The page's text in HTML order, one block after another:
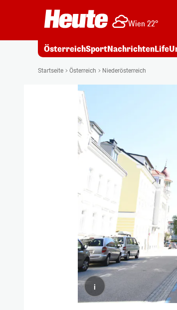
Wien 22°
ÖsterreichSportNachrichtenLife
Startseite Österreich Niederösterreich
i